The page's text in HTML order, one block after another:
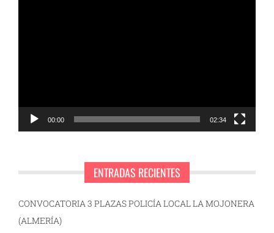
00:00 02:34
ENTRADAS RECIENTES
CONVOCATORIA 3 PLAZAS POLICÍA LOCAL LA MOJONERA
(ALMERÍA)